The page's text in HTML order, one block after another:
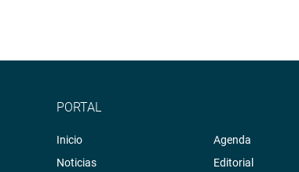
PORTAL
Inicio
Noticias
Agenda
Editorial